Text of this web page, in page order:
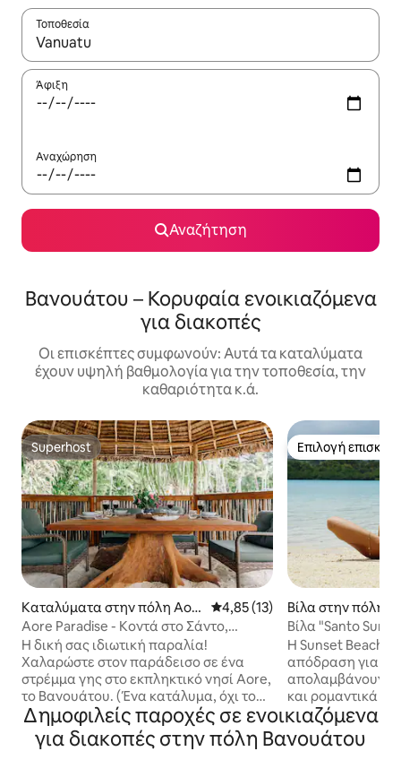
Τοποθεσία
Όταν τα αποτελέσματα είναι διαθέσιμα, μπορείτε να
Άφιξη
Αναχώρηση
Αναζήτηση
Βανουάτου – Κορυφαία ενοικιαζόμενα
για διακοπές
Οι επισκέπτες συμφωνούν: Αυτά τα καταλύματα
έχουν υψηλή βαθμολογία για την τοποθεσία, την
καθαριότητα κ.ά.
Superhost
Superhost
Καταλύματα στην πόλη Aor
e
Μέση βαθμολογία: 4,85 στα 5,
4,85 (13)
Aore Paradise - Κοντά στο Σάντο,
Βανουάτου
Η δική σας ιδιωτική παραλία!
Χαλαρώστε στον παράδεισο σε ένα
στρέμμα γης στο εκπληκτικό νησί Aore,
το Βανουάτου. (Ένα κατάλυμα, όχι το
θέρετρο) Αυτό το όμορφο σπίτι που
κατασκευάστηκε από ντόπιους
ταιριάζει με το φυσικό περιβάλλον.
Επιλογή
Επιλογή
Βίλα στην πόλη
Βίλα "Santo
@ SurundaBay
Η Sunset Beach
απόδραση για
απολαμβάνουν
και ρομαντικά
παραθαλάσσιο.
οικολογικό
κοκτέιλ στο
Δημοφιλείς παροχές σε ενοικιαζόμενα
για διακοπές στην πόλη Βανουάτου